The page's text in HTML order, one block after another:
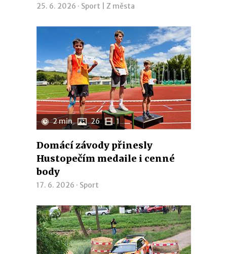
25. 6. 2026 · Sport Z města
2 min 26 1
Domácí závody přinesly
Hustopečím medaile i cenné
body
17. 6. 2026 · Sport